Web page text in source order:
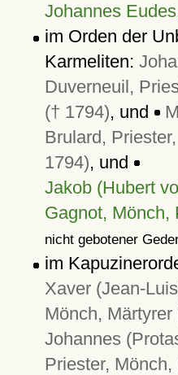
Johannes
im Orden der
Karmeliten:
Duverneuil,
(† 1794), und
Brulard,
1794), und
Jakob (Hubert
Gagnot, Mönch,
nicht gebotener
im
Xaver (Jean-
Mönch, Märtyrer
Johannes
Priester,